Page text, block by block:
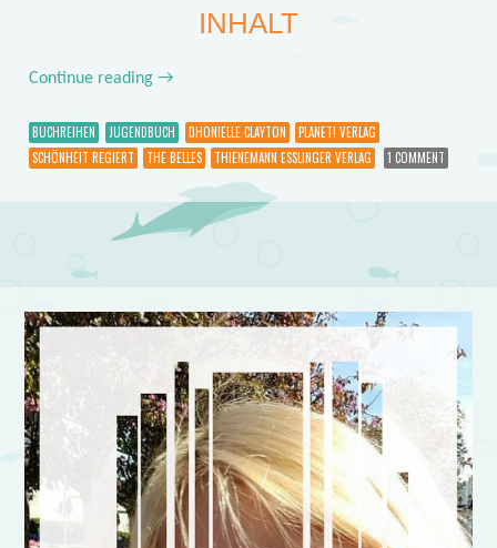
INHALT
Continue reading →
BUCHREIHEN JUGENDBUCH DHONIELLE CLAYTON
PLANET! VERLAG
SCHÖNHEIT REGIERT
THE BELLES THIENEMANN ESSLINGER VERLAG 1 COMMENT
Post navigation